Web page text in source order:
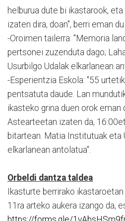
helburua dute bi ikastarook,
izaten dira, doan", berri eman
-Oroimen tailerra: "Memoria
pertsonei zuzenduta dago;
Usurbilgo Udalak elkarlanean
-Esperientzia Eskola: "55
pentsatuta daude. Lan
ikasteko grina duen orok eman
Astearteetan izaten da,
bitartean. Matia Institutuak eta
elkarlanean antolatua".
Orbeldi dantza taldea
Ikasturte berrirako
11ra arteko aukera izango da,